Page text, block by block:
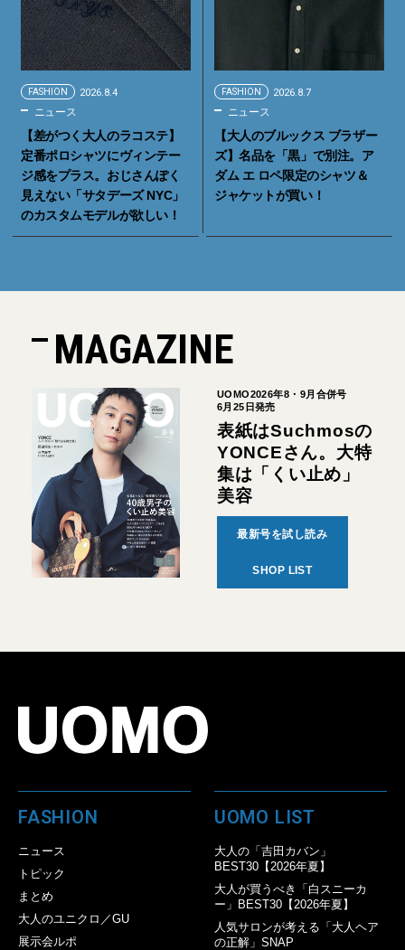
FASHION 2026.8.4
ニュース
【差がつく大人のラコステ】
定番ポロシャツにヴィンテー
ジ感をプラス。おじさんぽく
見えない「サタデーズ NYC」
のカスタムモデルが欲しい！
FASHION 2026.8.7
ニュース
【大人のブルックス ブラザー
ズ】名品を「黒」で別注。ア
ダム エ ロペ限定のシャツ＆
ジャケットが買い！
MAGAZINE
UOMO2026年8・9月合併号
6月25日発売
表紙はSuchmosの
YONCEさん。大特
集は「くい止め」
美容
最新号を試し読み
SHOP LIST
FASHION
ニュース
トピック
まとめ
大人のユニクロ／GU
展示会ルポ
UOMO LIST
大人の「吉田カバン」
BEST30【2026年夏】
大人が買うべき「白スニーカ
ー」BEST30【2026年夏】
人気サロンが考える「大人ヘア
の正解」SNAP